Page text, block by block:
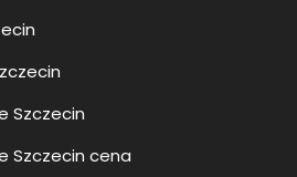
Szczecin
Szczecin cena